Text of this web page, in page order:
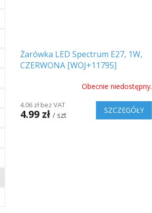
Żarówka LED Spectrum E27, 1W,
CZERWONA [WOJ+11795]
Obecnie niedostępny.
4.06 zł bez VAT
4.99 zł / szt
SZCZEGÓŁY